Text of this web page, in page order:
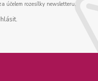
účelem rozesílky newsletteru.